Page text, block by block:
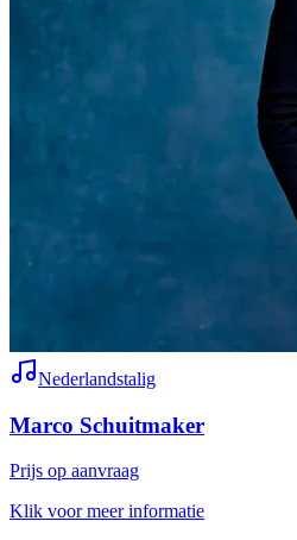
Nederlandstalig
Marco Schuitmaker
Prijs op aanvraag
Klik voor meer informatie